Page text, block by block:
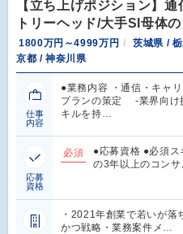
【立ち上げポジション】
トリーヘッド/大手SI母体
1800万円～4999万円
茨城県 /
京都 / 神奈川県
仕事
内容
●業務内容 ・通信・キャ
プランの策定 -業界向け
キルを持…
応募
資格
必須
●応募資格 ●必須
の3年以上のコン
・2021年創業で若いが落
かつ戦略・業務案件メ…